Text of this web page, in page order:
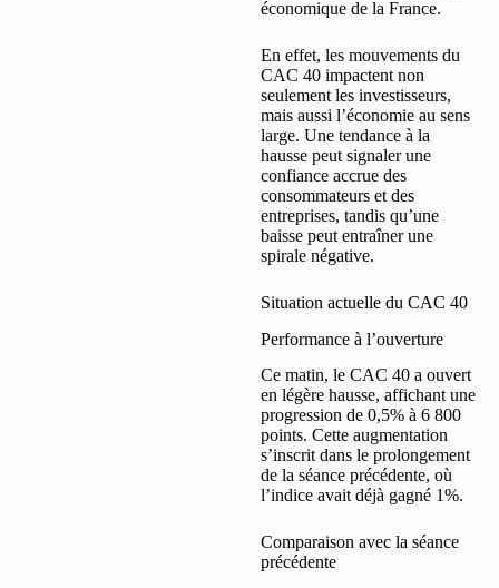
économique de la France.
En effet, les mouvements du
CAC 40 impactent non
seulement les investisseurs,
mais aussi l’économie au sens
large. Une tendance à la
hausse peut signaler une
confiance accrue des
consommateurs et des
entreprises, tandis qu’une
baisse peut entraîner une
spirale négative.
Situation actuelle du CAC 40
Performance à l’ouverture
Ce matin, le CAC 40 a ouvert
en légère hausse, affichant une
progression de 0,5% à 6 800
points. Cette augmentation
s’inscrit dans le prolongement
de la séance précédente, où
l’indice avait déjà gagné 1%.
Comparaison avec la séance
précédente